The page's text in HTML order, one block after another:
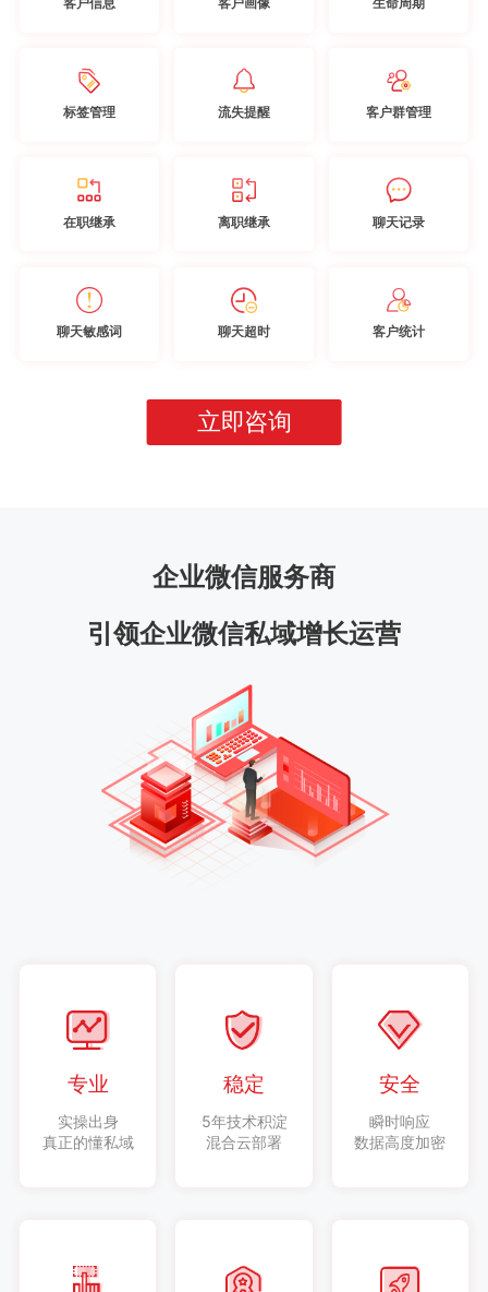
标签管理 流失提醒 客户群管理
在职继承 离职继承 聊天记录
聊天敏感词 聊天超时 客户统计
立即咨询
企业微信服务商
引领企业微信私域增长运营
专业
实操出身
真正的懂私域
稳定
5年技术积淀
混合云部署
安全
瞬时响应
数据高度加密